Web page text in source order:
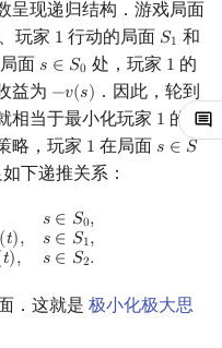
Geany
Xcode
GUIDE
Sublime Text
CP Editor
编译优化
桶排序
希尔排序
锦标赛排序
Tim 排序
排序相关 STL
左偏红黑树
AA 树
动态树分治
AHU 算法
树哈希
树上随机游走
呈现递归结构．游戏局面
、玩家 1
1 行动的局面 𝑆1
S1 和
面 𝑠 ∈ 𝑆0
s∈S0 处，玩家 1
1 的
益为 −𝑣(𝑠)
−v(s)
．因此，轮到
相当于最小化玩家 1
1 的收
略，玩家 1
1 在局面 𝑠 ∈ 𝑆
s ∈S
下递推关系：
𝑠 ∈ 𝑆0,
(𝑡), 𝑠 ∈ 𝑆1,
𝑡), 𝑠 ∈ 𝑆2.
min t∈s
．这就是极小化极大思